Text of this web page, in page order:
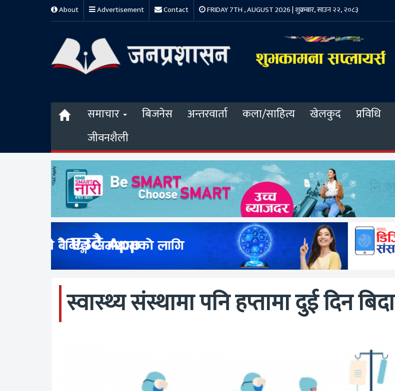
About Advertisement Contact FRIDAY 7TH , AUGUST 2026 | शुक्रबार, साउन २२, २०८३
समाचार बिजनेस अन्तरवार्ता कला/साहित्य खेलकुद प्रविधि
जीवनशैली
स्वास्थ्य संस्थामा पनि हप्तामा दुई दिन बिदा